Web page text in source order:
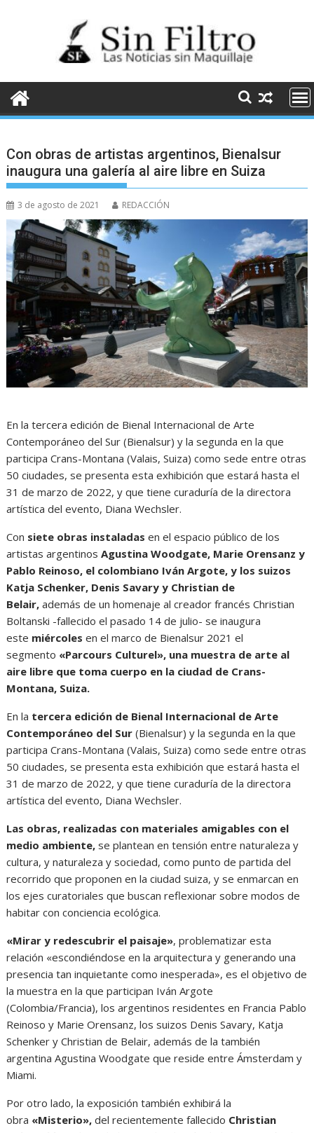
Con obras de artistas argentinos, Bienalsur
inaugura una galería al aire libre en Suiza
3 de agosto de 2021 REDACCIÓN
En la tercera edición de Bienal Internacional de Arte
Contemporáneo del Sur (Bienalsur) y la segunda en la que
participa Crans-Montana (Valais, Suiza) como sede entre otras
50 ciudades, se presenta esta exhibición que estará hasta el
31 de marzo de 2022, y que tiene curaduría de la directora
artística del evento, Diana Wechsler.
Con siete obras instaladas en el espacio público de los
artistas argentinos Agustina Woodgate, Marie Orensanz y
Pablo Reinoso, el colombiano Iván Argote, y los suizos
Katja Schenker, Denis Savary y Christian de
Belair,además de un homenaje al creador francés Christian
Boltanski -fallecido el pasado 14 de julio- se inaugura
este miércoles en el marco de Bienalsur 2021 el
segmento «Parcours Culturel», una muestra de arte al
aire libre que toma cuerpo en la ciudad de Crans-
Montana, Suiza.
En la tercera edición de Bienal Internacional de Arte
Contemporáneo del Sur (Bienalsur) y la segunda en la que
participa Crans-Montana (Valais, Suiza) como sede entre otras
50 ciudades, se presenta esta exhibición que estará hasta el
31 de marzo de 2022, y que tiene curaduría de la directora
artística del evento, Diana Wechsler.
Las obras, realizadas con materiales amigables con el
medio ambiente,se plantean en tensión entre naturaleza y
cultura, y naturaleza y sociedad, como punto de partida del
recorrido que proponen en la ciudad suiza, y se enmarcan en
los ejes curatoriales que buscan reflexionar sobre modos de
habitar con conciencia ecológica.
«Mirar y redescubrir el paisaje», problematizar esta
relación «escondiéndose en la arquitectura y generando una
presencia tan inquietante como inesperada», es el objetivo de
la muestra en la que participan Iván Argote
(Colombia/Francia), los argentinos residentes en Francia Pablo
Reinoso y Marie Orensanz, los suizos Denis Savary, Katja
Schenker y Christian de Belair, además de la también
argentina Agustina Woodgate que reside entre Ámsterdam y
Miami.
Por otro lado, la exposición también exhibirá la
obra «Misterio», del recientemente fallecido Christian